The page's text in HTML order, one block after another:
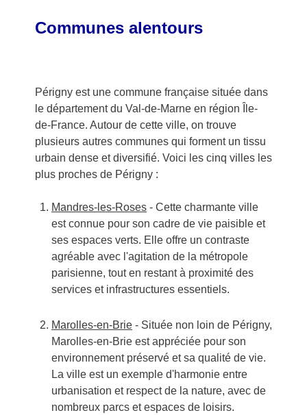
Communes alentours
Périgny est une commune française située dans
le département du Val-de-Marne en région Île-
de-France. Autour de cette ville, on trouve
plusieurs autres communes qui forment un tissu
urbain dense et diversifié. Voici les cinq villes les
plus proches de Périgny :
Mandres-les-Roses- Cette charmante ville
est connue pour son cadre de vie paisible et
ses espaces verts. Elle offre un contraste
agréable avec l'agitation de la métropole
parisienne, tout en restant à proximité des
services et infrastructures essentiels.
Marolles-en-Brie- Située non loin de Périgny,
Marolles-en-Brie est appréciée pour son
environnement préservé et sa qualité de vie.
La ville est un exemple d'harmonie entre
urbanisation et respect de la nature, avec de
nombreux parcs et espaces de loisirs.